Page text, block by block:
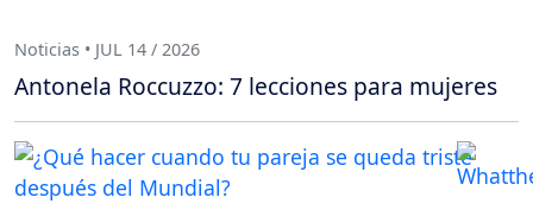
Noticias • JUL 14 / 2026
Antonela Roccuzzo: 7 lecciones para mujeres